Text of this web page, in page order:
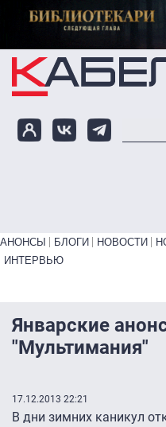
Перейти к основному
Primary links bottom
АНОНСЫ БЛОГИ НОВОСТИ
ИНТЕРВЬЮ
Январские
"Мультимания"
17.12.2013 22:21
В дни зимних каникул